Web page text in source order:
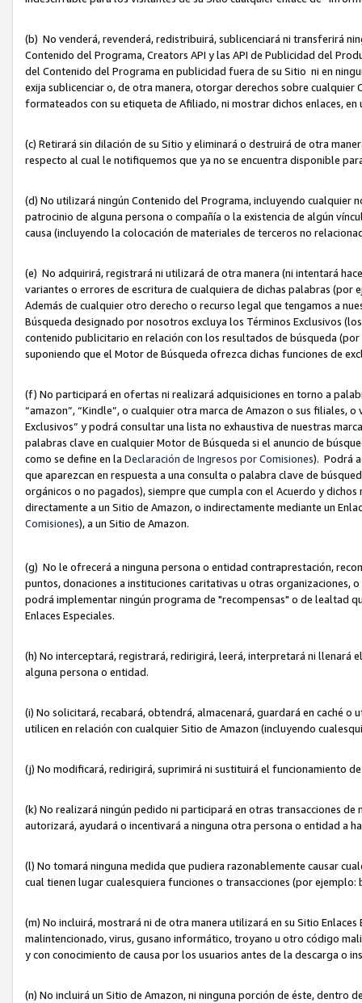
(b) No venderá, revenderá, redistribuirá, sublicenciará ni transferirá
Contenido del Programa, Creators API y las API de Publicidad del
del Contenido del Programa en publicidad fuera de su Sitio ni en
exija sublicenciar o, de otra manera, otorgar derechos sobre
formateados con su etiqueta de Afiliado, ni mostrar dichos enlaces,
(c) Retirará sin dilación de su Sitio y eliminará o destruirá de otra
respecto al cual le notifiquemos que ya no se encuentra disponible
(d) No utilizará ningún Contenido del Programa, incluyendo cualquier
patrocinio de alguna persona o compañía o la existencia de algún
causa (incluyendo la colocación de materiales de terceros no
(e) No adquirirá, registrará ni utilizará de otra manera (ni intentará
variantes o errores de escritura de cualquiera de dichas palabras (por
Además de cualquier otro derecho o recurso legal que tengamos a
Búsqueda designado por nosotros excluya los Términos Exclusivos
contenido publicitario en relación con los resultados de búsqueda
suponiendo que el Motor de Búsqueda ofrezca dichas funciones de
(f) No participará en ofertas ni realizará adquisiciones en torno a
“amazon”, “Kindle”, o cualquier otra marca de Amazon o sus filiales,
Exclusivos” y podrá consultar una lista no exhaustiva de nuestras
palabras clave en cualquier Motor de Búsqueda si el anuncio de
como se define en la Declaración de Ingresos por Comisiones). Podrá
que aparezcan en respuesta a una consulta o palabra clave de
orgánicos o no pagados), siempre que cumpla con el Acuerdo y
directamente a un Sitio de Amazon, o indirectamente mediante un
Comisiones), a un Sitio de Amazon.
(g) No le ofrecerá a ninguna persona o entidad contraprestación,
puntos, donaciones a instituciones caritativas u otras organizaciones,
podrá implementar ningún programa de "recompensas" o de lealtad
Enlaces Especiales.
(h) No interceptará, registrará, redirigirá, leerá, interpretará ni
alguna persona o entidad.
(i) No solicitará, recabará, obtendrá, almacenará, guardará en caché
utilicen en relación con cualquier Sitio de Amazon (incluyendo
(j) No modificará, redirigirá, suprimirá ni sustituirá el funcionamiento
(k) No realizará ningún pedido ni participará en otras transacciones
autorizará, ayudará o incentivará a ninguna otra persona o entidad a
(l) No tomará ninguna medida que pudiera razonablemente causar
cual tienen lugar cualesquiera funciones o transacciones (por
(m) No incluirá, mostrará ni de otra manera utilizará en su Sitio
malintencionado, virus, gusano informático, troyano u otro código
y con conocimiento de causa por los usuarios antes de la descarga
(n) No incluirá un Sitio de Amazon, ni ninguna porción de éste,